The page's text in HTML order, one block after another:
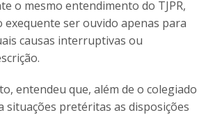
o mesmo entendimento do TJPR,
exequente ser ouvido apenas para
causas interruptivas ou
entendeu que, além de o colegiado
situações pretéritas as disposições